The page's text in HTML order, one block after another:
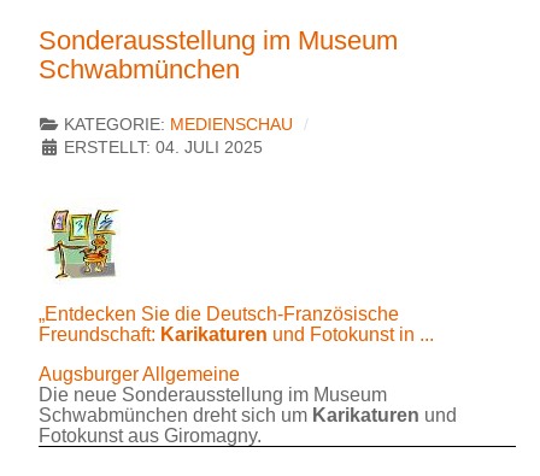
Sonderausstellung im Museum
Schwabmünchen
KATEGORIE: MEDIENSCHAU
ERSTELLT: 04. JULI 2025
„Entdecken Sie die Deutsch-Französische
Freundschaft: Karikaturen und Fotokunst in ...
Augsburger Allgemeine
Die neue Sonderausstellung im Museum
Schwabmünchen dreht sich um Karikaturen und
Fotokunst aus Giromagny.